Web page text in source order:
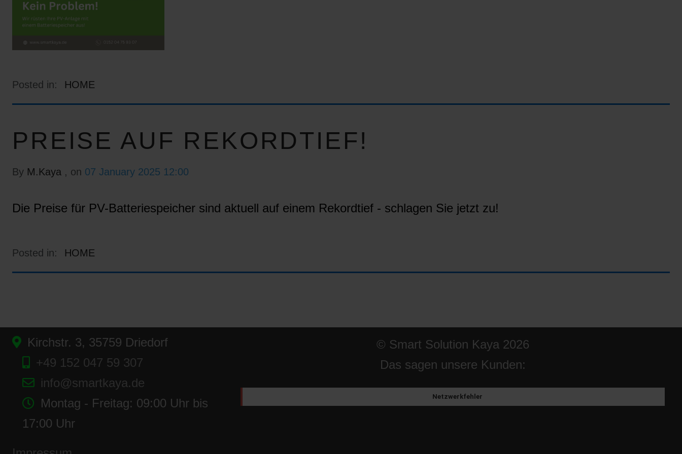
Posted in: HOME
PREISE AUF REKORDTIEF!
By M.Kaya , on 07 January 2025 12:00
Die Preise für PV-Batteriespeicher sind aktuell auf einem Rekordtief - schlagen Sie jetzt zu!
Posted in: HOME
Kirchstr. 3, 35759 Driedorf
+49 152 047 59 307
info@smartkaya.de
Montag - Freitag: 09:00 Uhr bis
17:00 Uhr
© Smart Solution Kaya 2026
Das sagen unsere Kunden:
Netzwerkfehler